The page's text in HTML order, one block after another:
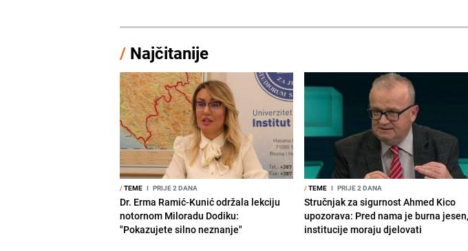
/ Najčitanije
/TEME I PRIJE 2 DANA
Dr. Erma Ramić-Kunić održala lekciju
notornom Miloradu Dodiku:
"Pokazujete silno neznanje"
/TEME I PRIJE 2 DANA
Stručnjak za sigurnost Ahmed Kico
upozorava: Pred nama je burna jesen,
institucije moraju djelovati